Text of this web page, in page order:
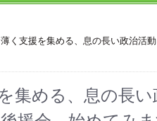
く支援を集める、息の長い政治活
集める、息の長